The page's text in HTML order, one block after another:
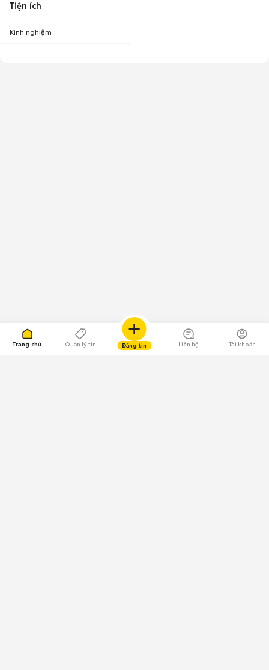
Trang chủ Quản lý tin Đăng tin Liên hệ Tài khoản
Tiện ích
Kinh nghiệm